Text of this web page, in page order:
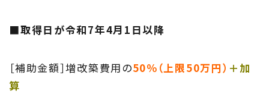
■取得日が令和7年4月1日以降
［補助金額］増改築費用の50％（上限50万円） ＋加
算